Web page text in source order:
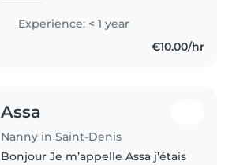
travers mes frères et sœurs et je
suis patiente et à l'écoute des
Experience: < 1 year
€10.00/hr
Assa
Nanny in Saint-Denis
Bonjour Je m’appelle Assa j’étais